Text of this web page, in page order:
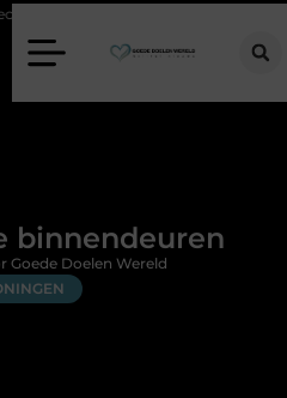
merchandise
binnendeuren
Goede Doelen Wereld